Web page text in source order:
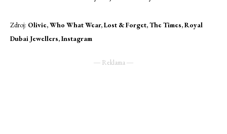
Zdroj: Olivie, Who What Wear, Lost & Forget, The Times, Royal
Dubai Jewellers, Instagram
― Reklama ―